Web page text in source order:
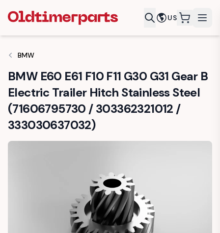
US
BMW
BMW E60 E61 F10 F11 G30 G31 Gear B
Electric Trailer Hitch Stainless Steel
(71606795730 / 303362321012 /
333030637032)